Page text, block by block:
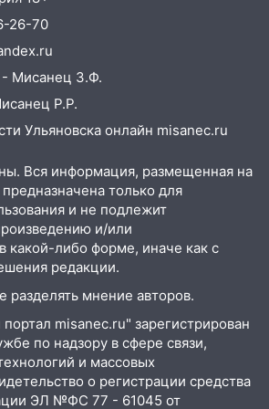
Ульяновске трамвай
деревья перекрыли
фото
в Ульяновске не
сильные ливни
в долг» без спроса:
района похитил у
тысячу рублей
светофор на
пробило крышу дома на
в Ульяновске и рухнуло
районе дерево
26-70
- Мисанец З.Ф.
Р.Р.
Ульяновска онлайн misanec.ru
Вся информация, размещенная на
только для
и не подлежит
и/или
какой-либо форме, иначе как с
редакции.
разделять мнение авторов.
misanec.ru" зарегистрирован
по надзору в сфере связи,
и массовых
о регистрации средства
ЭЛ №ФС 77 - 61045 от